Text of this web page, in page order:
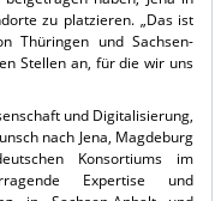
zu platzieren. „Das ist
Thüringen und Sachsen-
Stellen an, für die wir uns
und Digitalisierung,
nach Jena, Magdeburg
Konsortiums im
Expertise und